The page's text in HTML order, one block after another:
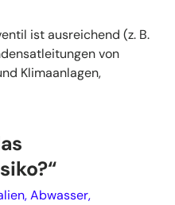
ist ausreichend (z. B.
von
Klimaanlagen,
Abwasser,